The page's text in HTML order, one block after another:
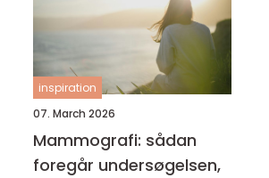
inspiration
07. March 2026
Mammografi: sådan
foregår undersøgelsen,